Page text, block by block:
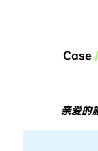
Case /
亲爱的